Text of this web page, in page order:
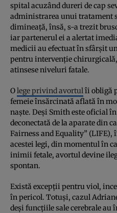
spital acuzând dureri de cap
administrarea unui tratament
dimineață, însă, s-a trezit
iar partenerul ei a alertat
medicii au efectuat în sfârșit
pentru intervenție
atinsese niveluri fatale.
Olege privind avortulîi obligă
femeie însărcinată aflată în
naște. Deși Smith este oficial
deconectată de la aparate din
Fairness and Equality” (LIFE),
acestei legi, din momentul în
inimii fetale, avortul devine
spontan.
Există excepții pentru viol,
în pericol. Totuși, cazul
deși funcțiile sale cerebrale au